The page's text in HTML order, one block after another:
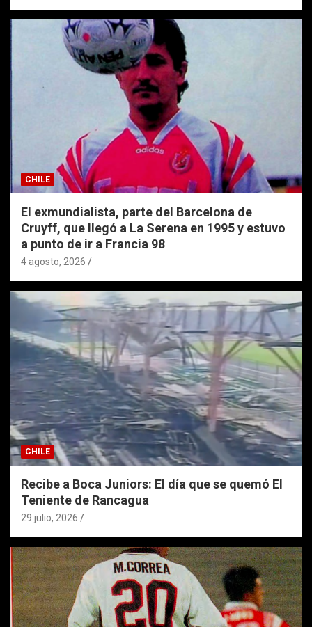
CHILE
El exmundialista, parte del Barcelona de
Cruyff, que llegó a La Serena en 1995 y estuvo
a punto de ir a Francia 98
4 agosto, 2026
CHILE
Recibe a Boca Juniors: El día que se quemó El
Teniente de Rancagua
29 julio, 2026